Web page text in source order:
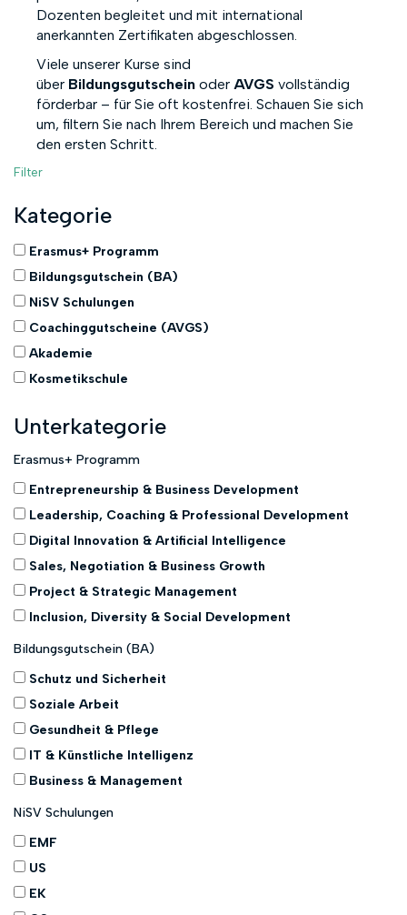
Dozenten begleitet und mit international
anerkannten Zertifikaten abgeschlossen.
Viele unserer Kurse sind
über Bildungsgutschein oder AVGS vollständig
förderbar – für Sie oft kostenfrei. Schauen Sie sich
um, filtern Sie nach Ihrem Bereich und machen Sie
den ersten Schritt.
Filter
Kategorie
Erasmus+ Programm
Bildungsgutschein (BA)
NiSV Schulungen
Coachinggutscheine (AVGS)
Akademie
Kosmetikschule
Unterkategorie
Erasmus+ Programm
Entrepreneurship & Business Development
Leadership, Coaching & Professional Development
Digital Innovation & Artificial Intelligence
Sales, Negotiation & Business Growth
Project & Strategic Management
Inclusion, Diversity & Social Development
Bildungsgutschein (BA)
Schutz und Sicherheit
Soziale Arbeit
Gesundheit & Pflege
IT & Künstliche Intelligenz
Business & Management
NiSV Schulungen
EMF
US
EK